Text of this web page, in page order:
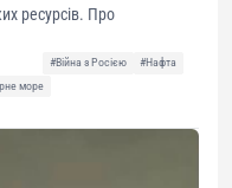
ресурсів. Про
#Війна з Росією
#Нафта
море